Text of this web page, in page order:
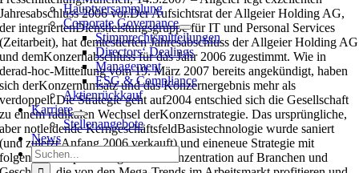
Hauptversammlung
Corporate Governance
Stimmrechtsmitteilungen
Directors‘ Dealings
Management
ESG & Compliance
Aktienrückkauf
Karriere
Stellenangebote
News
Suche
nach:
Jahresabschluss 2006 vor.Der Aufsichtsrat der Allgeier Holding AG,
der integriertenDienstleistungsgruppe für IT und Personal Services
(Zeitarbeit), hat demtestierten Jahresabschluss der Allgeier Holding AG
und demKonzernabschluss für das Jahr 2006 zugestimmt. Wie in
derad-hoc-Mitteilung vom 19. März 2007 bereits angekündigt, haben
sich derKonzernumsatz und das Konzernergebnis mehr als
verdoppelt.Die Strategie geht auf2004 entschied sich die Gesellschaft
zu einem radikalen Wechsel derKonzernstrategie. Das ursprüngliche,
aber notleidende KerngeschäftsfeldBasistechnologie wurde saniert
(und zuletzt Anfang 2006 verkauft) und eineneue Strategie mit
folgenden Eckpunkten gesetzt:- Konzentration auf Branchen und